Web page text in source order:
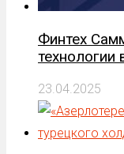
Финтех
технологии
23.04.2025